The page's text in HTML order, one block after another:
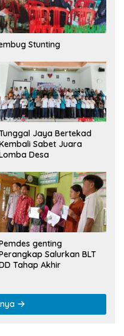
Stunting
Jaya Bertekad
Sabet Juara
Desa
genting
Salurkan BLT
Tahap Akhir